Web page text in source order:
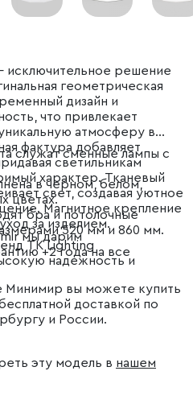
исключительное решение
геометрическая
дизайн и
что привлекает
атмосферу в
фактура добавляет
светильникам
характер. Тканевый
свет, создавая уютное
Магнитное крепление
за изделием.
служат сменные лампы с
в черном, белом,
цветах.
бра и потолочные
520 мм и 860 мм.
TK Lighting
надежность и
мы дарим
+2 года на все
Минимир вы можете купить
доставкой по
и России.
эту модель в нашем